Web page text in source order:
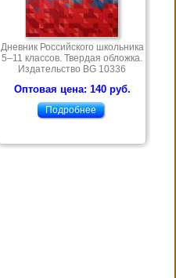
Дневник Российского школьника
5–11 классов. Твердая обложка.
Издательство BG 10336
Оптовая цена: 140 руб.
Подробнее